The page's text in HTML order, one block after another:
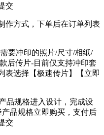
交
作方式，下单后在订单列表
要冲印的照片/尺寸/相纸/
后传片-目前仅支持冲印套
表选择【极速传片】【立即
品规格进入设计，完成设
品规格立即购买，支付后
交